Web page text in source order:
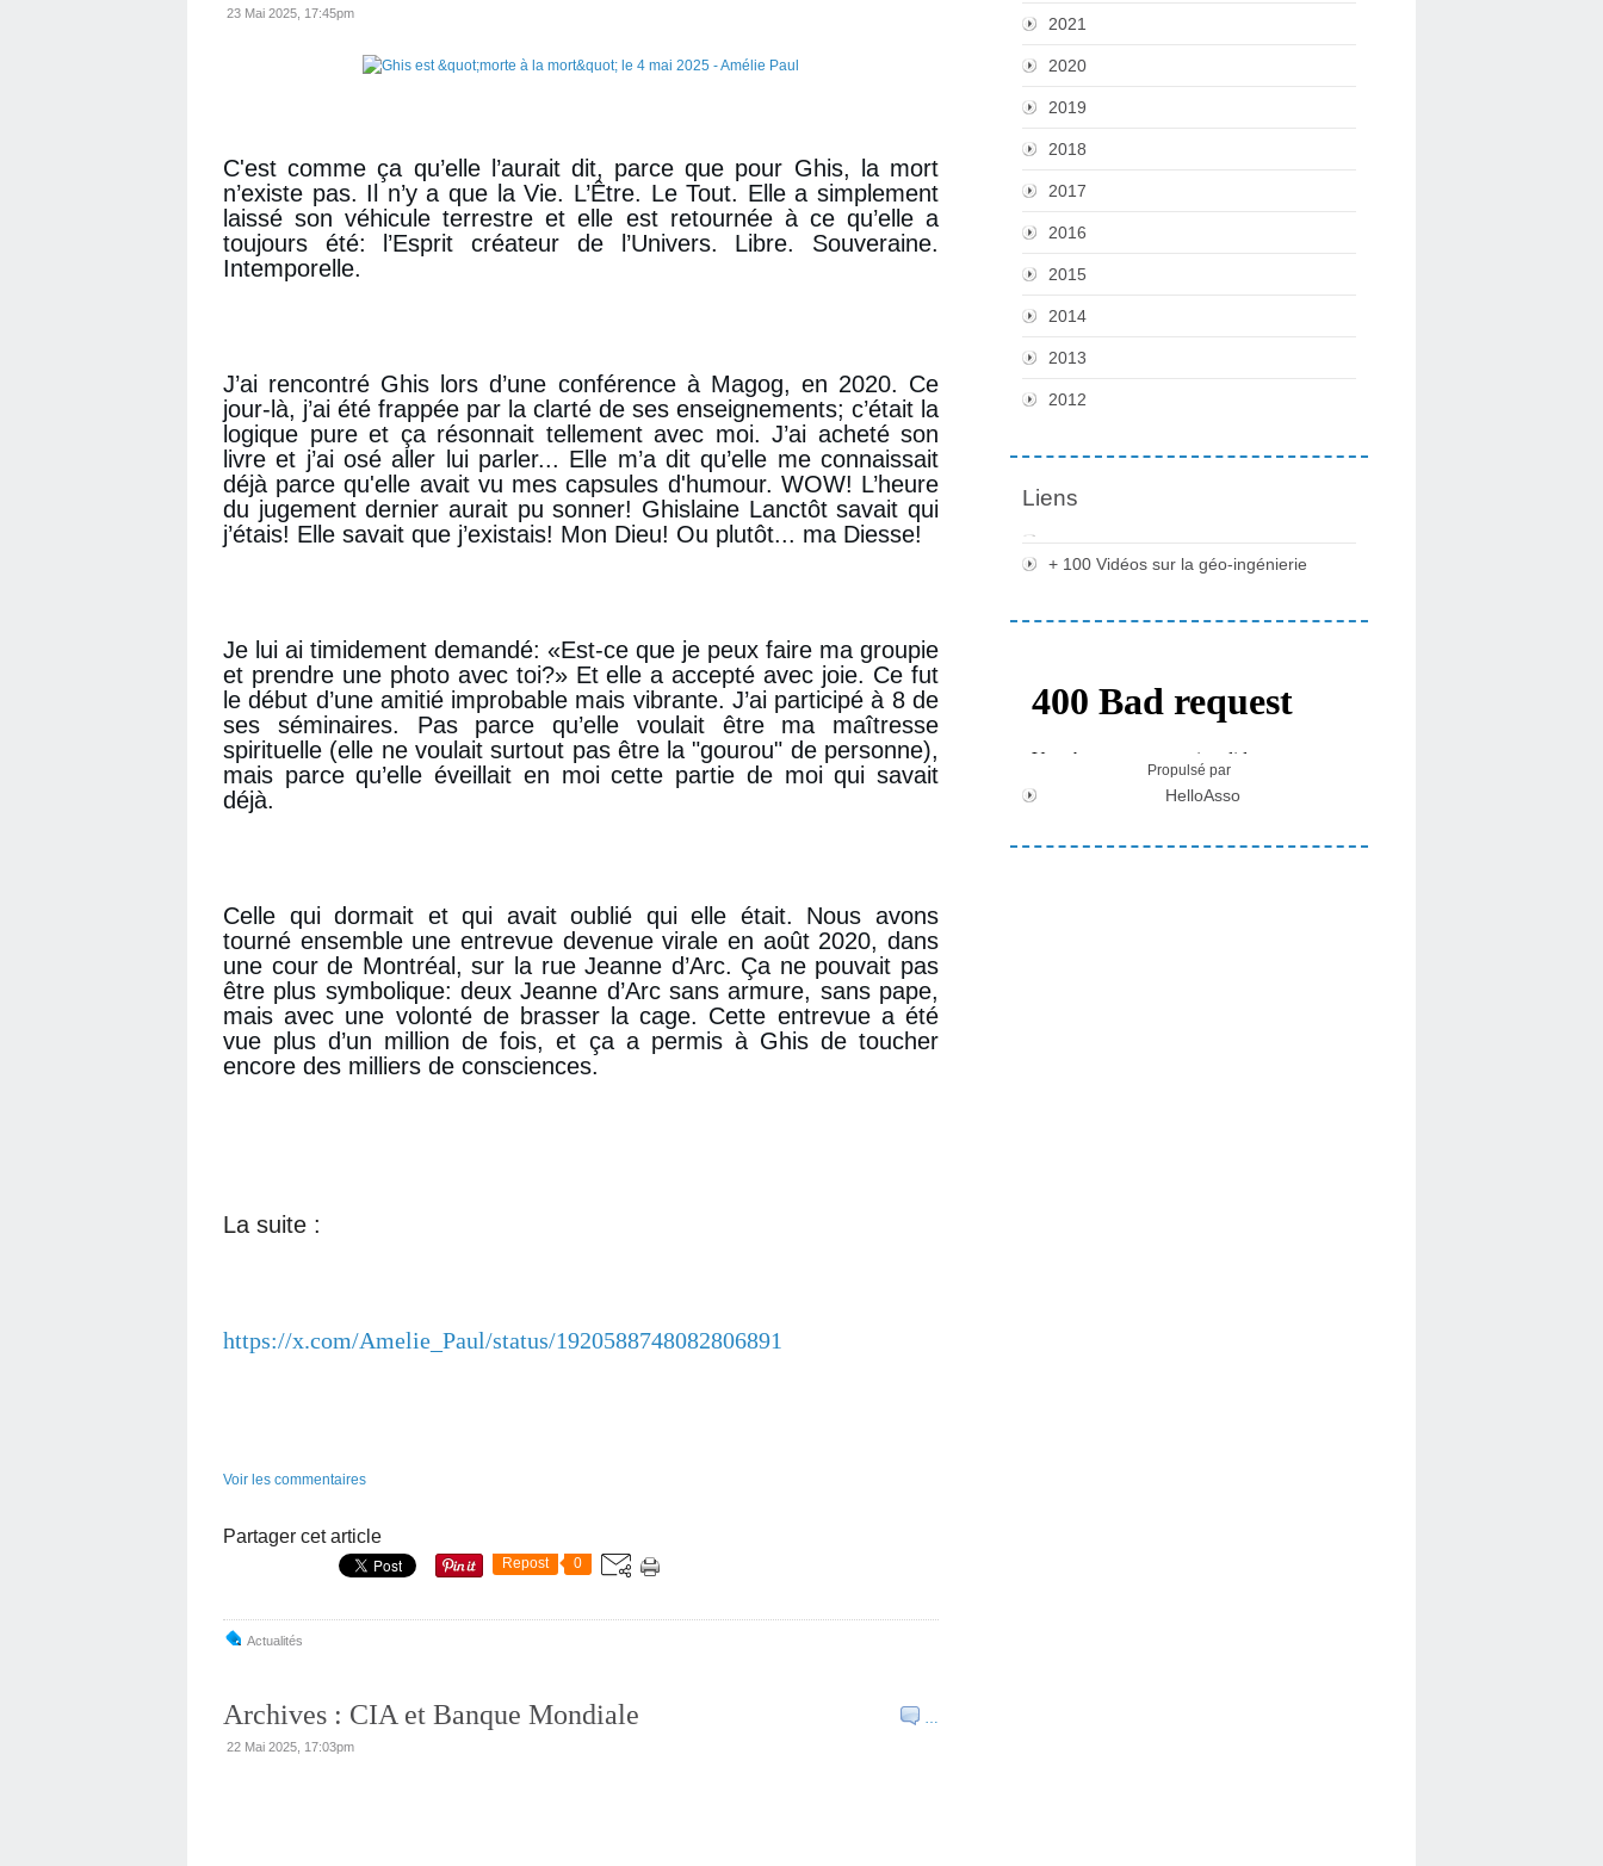
23 Mai 2025, 17:45pm
C'est comme ça qu’elle l’aurait dit, parce que pour Ghis, la mort
n’existe pas. Il n’y a que la Vie. L’Être. Le Tout. Elle a simplement
laissé son véhicule terrestre et elle est retournée à ce qu’elle a
toujours été: l’Esprit créateur de l’Univers. Libre. Souveraine.
Intemporelle.
J’ai rencontré Ghis lors d’une conférence à Magog, en 2020. Ce
jour-là, j’ai été frappée par la clarté de ses enseignements; c’était la
logique pure et ça résonnait tellement avec moi. J’ai acheté son
livre et j’ai osé aller lui parler... Elle m’a dit qu’elle me connaissait
déjà parce qu'elle avait vu mes capsules d'humour. WOW! L’heure
du jugement dernier aurait pu sonner! Ghislaine Lanctôt savait qui
j’étais! Elle savait que j’existais! Mon Dieu! Ou plutôt... ma Diesse!
Je lui ai timidement demandé: «Est-ce que je peux faire ma groupie
et prendre une photo avec toi?» Et elle a accepté avec joie. Ce fut
le début d’une amitié improbable mais vibrante. J’ai participé à 8 de
ses séminaires. Pas parce qu’elle voulait être ma maîtresse
spirituelle (elle ne voulait surtout pas être la "gourou" de personne),
mais parce qu’elle éveillait en moi cette partie de moi qui savait
déjà.
Celle qui dormait et qui avait oublié qui elle était. Nous avons
tourné ensemble une entrevue devenue virale en août 2020, dans
une cour de Montréal, sur la rue Jeanne d’Arc. Ça ne pouvait pas
être plus symbolique: deux Jeanne d’Arc sans armure, sans pape,
mais avec une volonté de brasser la cage. Cette entrevue a été
vue plus d’un million de fois, et ça a permis à Ghis de toucher
encore des milliers de consciences.
La suite :
https://x.com/Amelie_Paul/status/1920588748082806891
Voir les commentaires
Partager cet article
Repost 0
Actualités
…
Archives : CIA et Banque Mondiale
22 Mai 2025, 17:03pm
2021
2020
2019
2018
2017
2016
2015
2014
2013
2012
Liens
+ 100 Vidéos sur la géo-ingénierie
Propulsé par
HelloAsso